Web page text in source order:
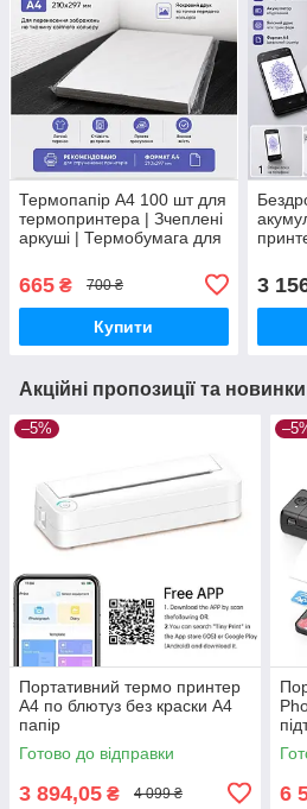
Термопапір A4 100 шт для
термопринтера | Зчеплені
аркуші | Термобумага для
та інших A4 принтерів
665 ₴ 700 ₴
Купити
3
Акційні пропозиції та новинки
–5%
Портативний термо принтер
А4 по блютуз без краски A4
папір
Готово до відправки
3 894,05 ₴ 4 099 ₴ 6